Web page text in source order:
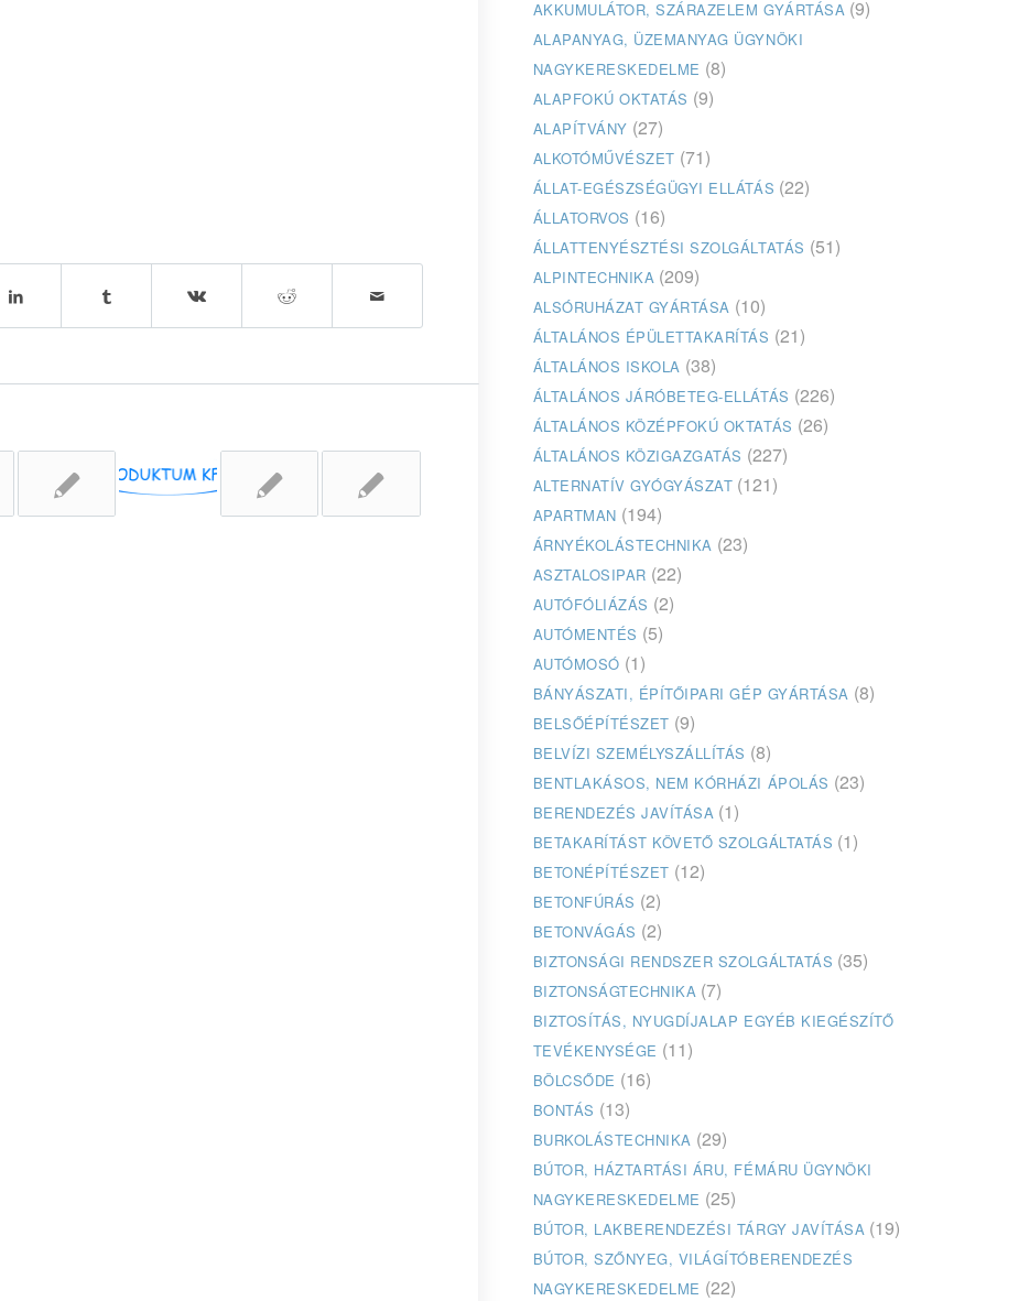
AKKUMULÁTOR, SZÁRAZELEM GYÁRTÁSA (9)
ALAPANYAG, ÜZEMANYAG ÜGYNÖKI
NAGYKERESKEDELME (8)
ALAPFOKÚ OKTATÁS (9)
ALAPÍTVÁNY (27)
ALKOTÓMŰVÉSZET (71)
ÁLLAT-EGÉSZSÉGÜGYI ELLÁTÁS (22)
ÁLLATORVOS (16)
ÁLLATTENYÉSZTÉSI SZOLGÁLTATÁS (51)
ALPINTECHNIKA (209)
ALSÓRUHÁZAT GYÁRTÁSA (10)
ÁLTALÁNOS ÉPÜLETTAKARÍTÁS (21)
ÁLTALÁNOS ISKOLA (38)
ÁLTALÁNOS JÁRÓBETEG-ELLÁTÁS (226)
ÁLTALÁNOS KÖZÉPFOKÚ OKTATÁS (26)
ÁLTALÁNOS KÖZIGAZGATÁS (227)
ALTERNATÍV GYÓGYÁSZAT (121)
APARTMAN (194)
ÁRNYÉKOLÁSTECHNIKA (23)
ASZTALOSIPAR (22)
AUTÓFÓLIÁZÁS (2)
AUTÓMENTÉS (5)
AUTÓMOSÓ (1)
BÁNYÁSZATI, ÉPÍTŐIPARI GÉP GYÁRTÁSA (8)
BELSŐÉPÍTÉSZET (9)
BELVÍZI SZEMÉLYSZÁLLÍTÁS (8)
BENTLAKÁSOS, NEM KÓRHÁZI ÁPOLÁS (23)
BERENDEZÉS JAVÍTÁSA (1)
BETAKARÍTÁST KÖVETŐ SZOLGÁLTATÁS (1)
BETONÉPÍTÉSZET (12)
BETONFÚRÁS (2)
BETONVÁGÁS (2)
BIZTONSÁGI RENDSZER SZOLGÁLTATÁS (35)
BIZTONSÁGTECHNIKA (7)
BIZTOSÍTÁS, NYUGDÍJALAP EGYÉB KIEGÉSZÍTŐ
TEVÉKENYSÉGE (11)
BÖLCSŐDE (16)
BONTÁS (13)
BURKOLÁSTECHNIKA (29)
BÚTOR, HÁZTARTÁSI ÁRU, FÉMÁRU ÜGYNÖKI
NAGYKERESKEDELME (25)
BÚTOR, LAKBERENDEZÉSI TÁRGY JAVÍTÁSA (19)
BÚTOR, SZŐNYEG, VILÁGÍTÓBERENDEZÉS
NAGYKERESKEDELME (22)